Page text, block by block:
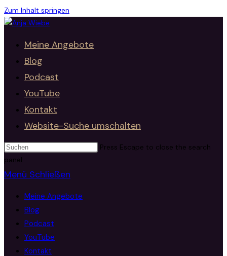
Zum Inhalt springen
Meine Angebote
Blog
Podcast
YouTube
Kontakt
Website-Suche umschalten
Press Escape to close the search
panel.
Menü Schließen
Meine Angebote
Blog
Podcast
YouTube
Kontakt